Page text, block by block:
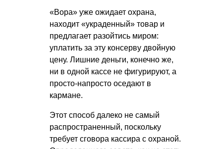
«Вора» уже ожидает охрана,
находит «украденный» товар и
предлагает разойтись миром:
уплатить за эту консерву двойную
цену. Лишние деньги, конечно же,
ни в одной кассе не фигурируют, а
просто-напросто оседают в
кармане.
Этот способ далеко не самый
распространенный, поскольку
требует сговора кассира с охраной.